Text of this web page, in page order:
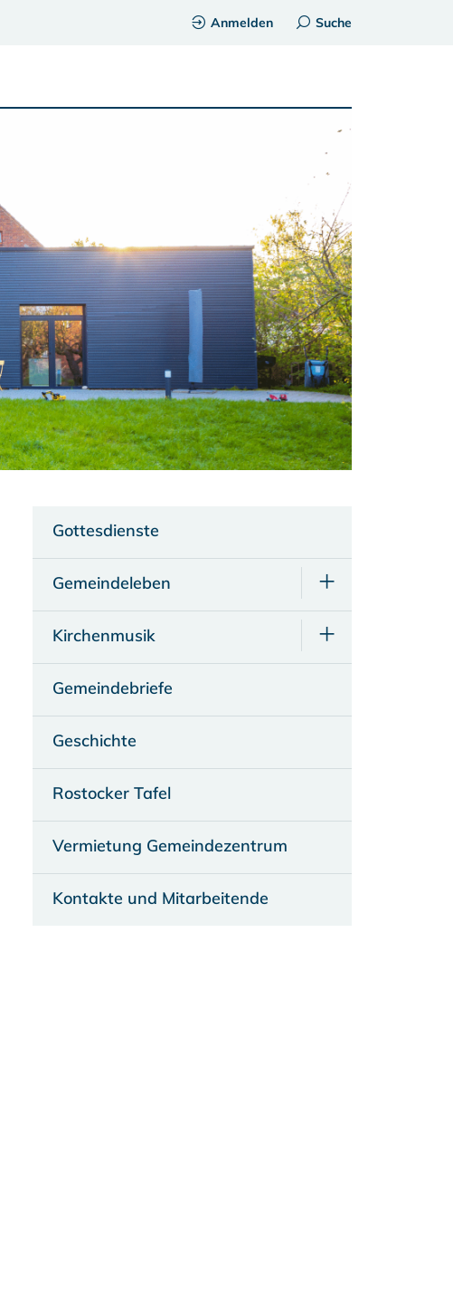
Anmelden Suche
Gottesdienste
Gemeindeleben
Kirchenmusik
Gemeindebriefe
Geschichte
Rostocker Tafel
Vermietung Gemeindezentrum
Kontakte und Mitarbeitende